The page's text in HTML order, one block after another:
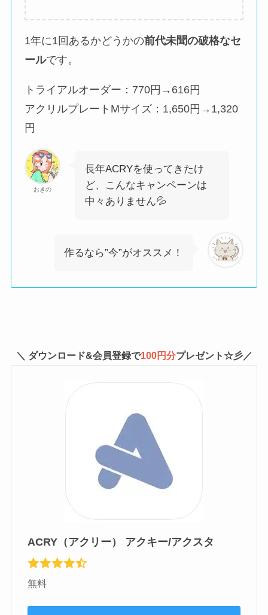
1年に1回あるかどうかの前代未聞の破格なセ
ールです。
トライアルオーダー：770円→616円
アクリルプレートMサイズ：1,650円→1,320
円
おきの
長年ACRYを使ってきたけ
ど、こんなキャンペーンは
中々ありません💦
作るなら”今”がオススメ！
＼ ダウンロード&会員登録で100円分プレゼント☆彡／
ACRY（アクリー） アクキー/アクスタ
無料